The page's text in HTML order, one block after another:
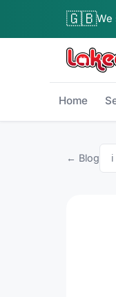
🇬🇧We
Home
← Blog ℹ️